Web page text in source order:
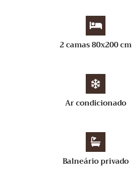
2 camas 80x200 cm
Ar condicionado
Balneário privado